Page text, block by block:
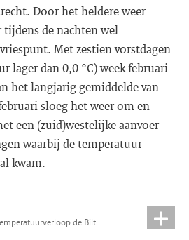
Door het heldere weer
de nachten wel
Met zestien vorstdagen
lager dan 0,0 °C) week februari
het langjarig gemiddelde van
sloeg het weer om en
een (zuid)westelijke aanvoer
waarbij de temperatuur
kwam.
de Bilt